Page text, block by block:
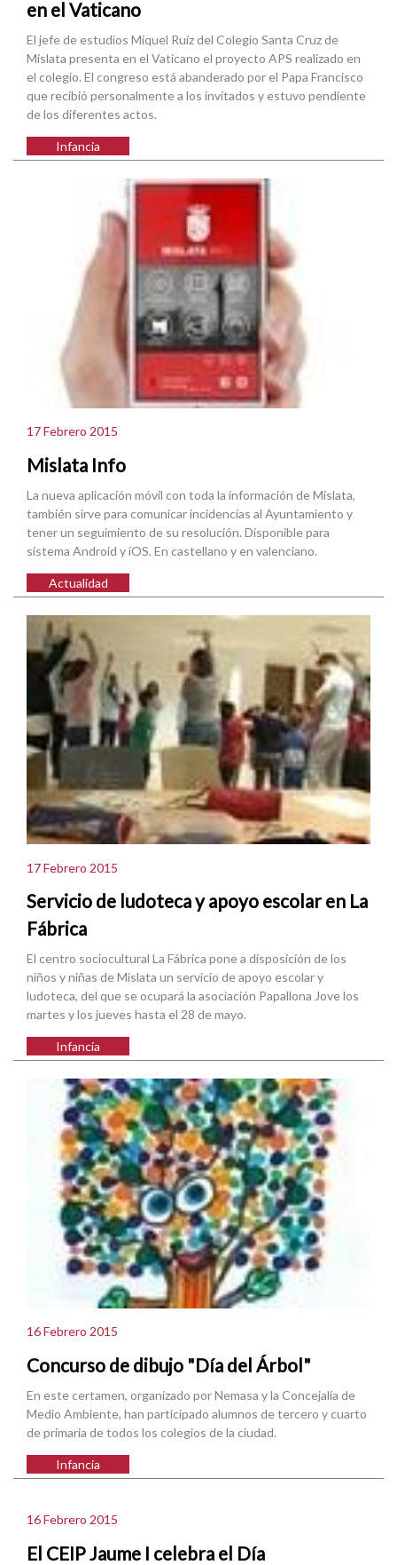
en el Vaticano
El jefe de estudios Miquel Ruíz del Colegio Santa Cruz de
Mislata presenta en el Vaticano el proyecto APS realizado en
el colegio. El congreso está abanderado por el Papa Francisco
que recibió personalmente a los invitados y estuvo pendiente
de los diferentes actos.
Infancia
17 Febrero 2015
Mislata Info
La nueva aplicación móvil con toda la información de Mislata,
también sirve para comunicar incidencias al Ayuntamiento y
tener un seguimiento de su resolución. Disponible para
sistema Android y iOS. En castellano y en valenciano.
Actualidad
17 Febrero 2015
Servicio de ludoteca y apoyo escolar en La
Fábrica
El centro sociocultural La Fábrica pone a disposición de los
niños y niñas de Mislata un servicio de apoyo escolar y
ludoteca, del que se ocupará la asociación Papallona Jove los
martes y los jueves hasta el 28 de mayo.
Infancia
16 Febrero 2015
Concurso de dibujo "Día del Árbol"
En este certamen, organizado por Nemasa y la Concejalía de
Medio Ambiente, han participado alumnos de tercero y cuarto
de primaria de todos los colegios de la ciudad.
Infancia
16 Febrero 2015
El CEIP Jaume I celebra el Día